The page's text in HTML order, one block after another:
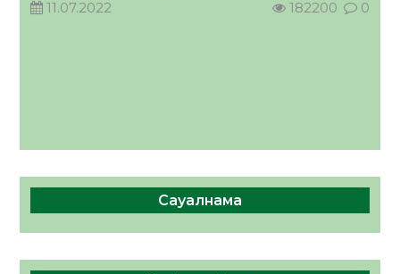
11.07.2022
182200 0
Сауалнама